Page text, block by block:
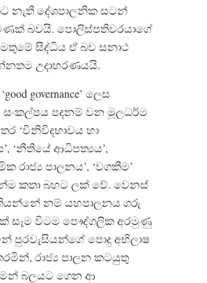
නැති දේශපාලනික සටන්
බවයි. පොලිස්පතිවරයාගේ
සිද්ධිය ඒ බව සනාථ
උදාහරණයයි.
governance’ ලෙස
සංකල්පය පදනම් වන මූලධර්ම
‘විනිවිදභාවය හා
‘නීතියේ ආධිපත්‍යය’,
රාජ්‍ය පාලනය’, ‘වගකීම’
කතා බහට ලක් වේ. වෙනස්
නම් යහපාලනය ගරු
සෑම විටම පෞද්ගලික අරමුණු
පුරවැසියන්ගේ පොදු අභිලාෂ
රාජ්‍ය පාලන කටයුතු
බලයට ගෙන ආ